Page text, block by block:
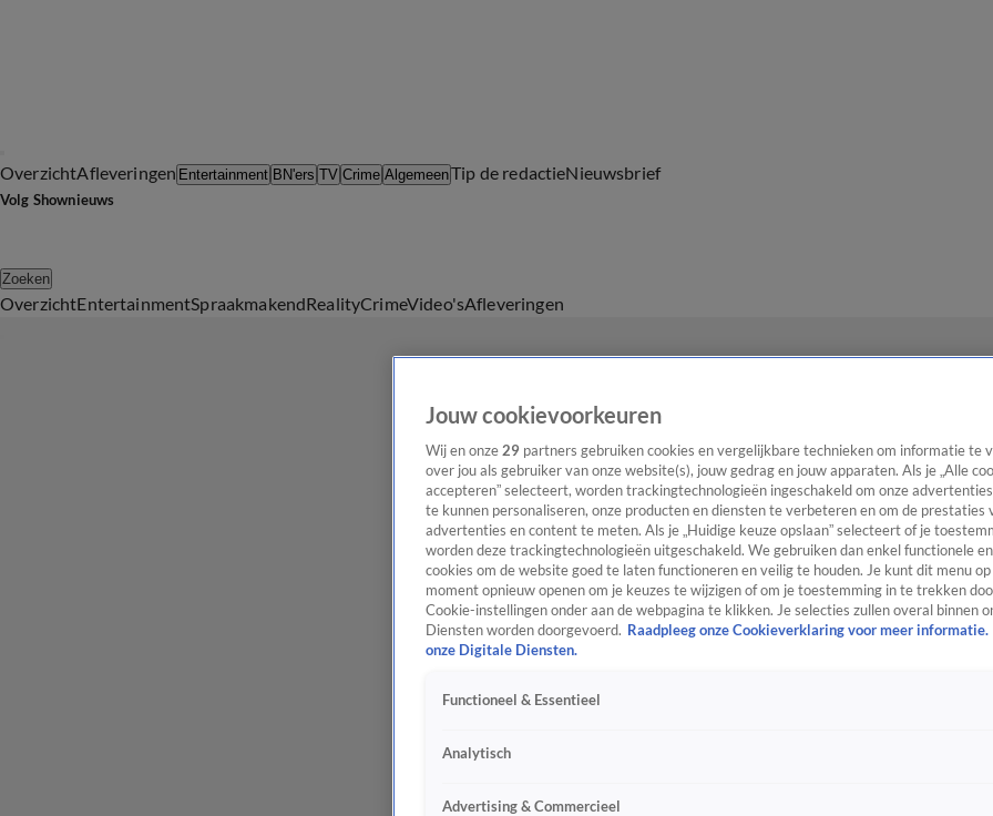
OverzichtAfleveringen Entertainment BN'ers TV Crime AlgemeenTip de redactieNieuwsbrief
Volg Shownieuws
Zoeken
OverzichtEntertainmentSpraakmakendRealityCrimeVideo'sAfleveringen
Jouw cookievoorkeuren
Wij en onze 29 partners gebruiken cookies en vergelijkbare technieken om informatie te
over jou als gebruiker van onze website(s), jouw gedrag en jouw apparaten. Als je „Alle
accepteren” selecteert, worden trackingtechnologieën ingeschakeld om onze
te kunnen personaliseren, onze producten en diensten te verbeteren en om de prestaties
advertenties en content te meten. Als je „Huidige keuze opslaan” selecteert of je
worden deze trackingtechnologieën uitgeschakeld. We gebruiken dan enkel functionele
cookies om de website goed te laten functioneren en veilig te houden. Je kunt dit menu
moment opnieuw openen om je keuzes te wijzigen of om je toestemming in te trekken
Cookie-instellingen onder aan de webpagina te klikken. Je selecties zullen overal binnen
Diensten worden doorgevoerd. Raadpleeg onze Cookieverklaring voor meer informatie.
onze Digitale Diensten.
Functioneel & Essentieel
Analytisch
Advertising & Commercieel